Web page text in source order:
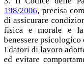
198/2006, precisa
di assicurare
fisica e morale e
benessere
I datori di lavoro
ed evitare